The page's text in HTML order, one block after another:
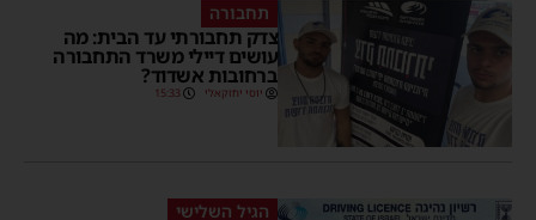
תחבורה
צדק תחבורתי עד הבית: מה
עושים דיילי משרד התחבורה
ברחובות אשדוד?
יוסי יחזקאלי 15:33
הגיל השלישי